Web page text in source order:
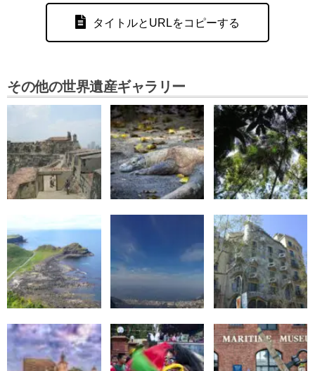
タイトルとURLをコピーする
その他の世界遺産ギャラリー